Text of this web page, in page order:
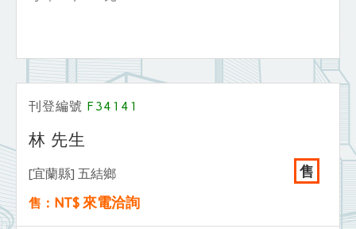
刊登編號 F34141
林 先生
[宜蘭縣] 五結鄉 售
售： NT$ 來電洽詢